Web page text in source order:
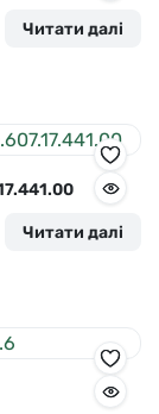
Читати далі
Читати далі